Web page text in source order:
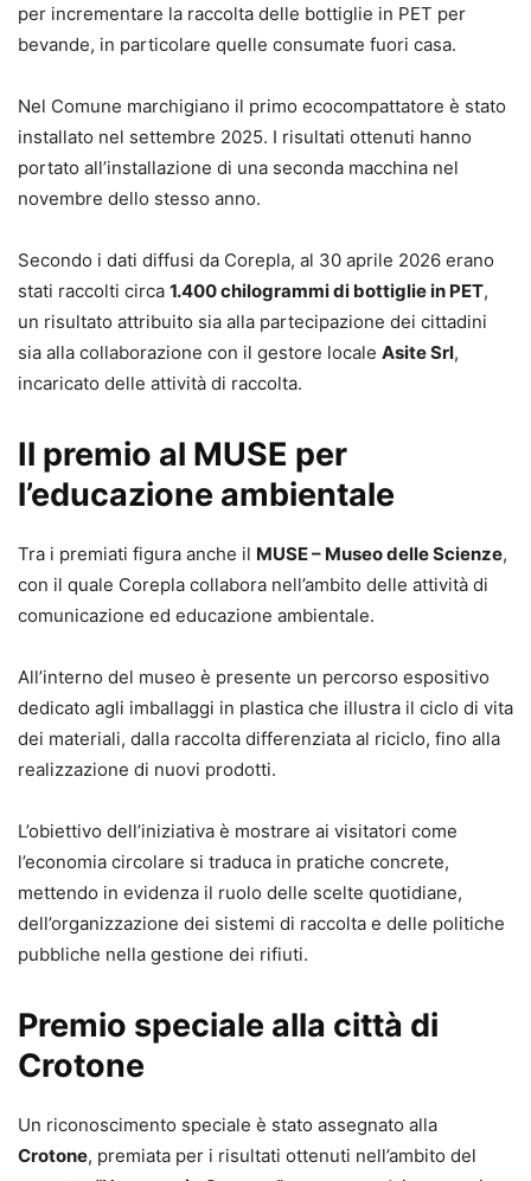
per incrementare la raccolta delle bottiglie in PET per
bevande, in particolare quelle consumate fuori casa.
Nel Comune marchigiano il primo ecocompattatore è stato
installato nel settembre 2025. I risultati ottenuti hanno
portato all’installazione di una seconda macchina nel
novembre dello stesso anno.
Secondo i dati diffusi da Corepla, al 30 aprile 2026 erano
stati raccolti circa 1.400 chilogrammi di bottiglie in PET,
un risultato attribuito sia alla partecipazione dei cittadini
sia alla collaborazione con il gestore locale Asite Srl,
incaricato delle attività di raccolta.
Il premio al MUSE per
l’educazione ambientale
Tra i premiati figura anche il MUSE – Museo delle Scienze,
con il quale Corepla collabora nell’ambito delle attività di
comunicazione ed educazione ambientale.
All’interno del museo è presente un percorso espositivo
dedicato agli imballaggi in plastica che illustra il ciclo di vita
dei materiali, dalla raccolta differenziata al riciclo, fino alla
realizzazione di nuovi prodotti.
L’obiettivo dell’iniziativa è mostrare ai visitatori come
l’economia circolare si traduca in pratiche concrete,
mettendo in evidenza il ruolo delle scelte quotidiane,
dell’organizzazione dei sistemi di raccolta e delle politiche
pubbliche nella gestione dei rifiuti.
Premio speciale alla città di
Crotone
Un riconoscimento speciale è stato assegnato alla
Crotone, premiata per i risultati ottenuti nell’ambito del